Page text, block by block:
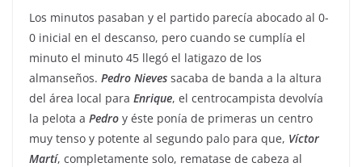
Los minutos pasaban y el partido parecía abocado al 0-
0 inicial en el descanso, pero cuando se cumplía el
minuto el minuto 45 llegó el latigazo de los
almanseños. Pedro Nieves sacaba de banda a la altura
del área local para Enrique, el centrocampista devolvía
la pelota a Pedro y éste ponía de primeras un centro
muy tenso y potente al segundo palo para que, Víctor
Martí, completamente solo, rematase de cabeza al